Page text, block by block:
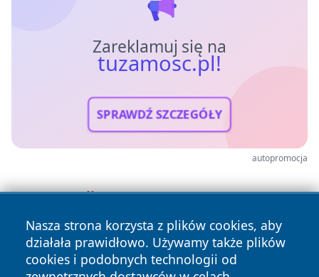
Zareklamuj się na
tuzamosc.pl!
SPRAWDŹ SZCZEGÓŁY
autopromocja
Nasza strona korzysta z plików cookies, aby
działała prawidłowo. Używamy także plików
cookies i podobnych technologii od